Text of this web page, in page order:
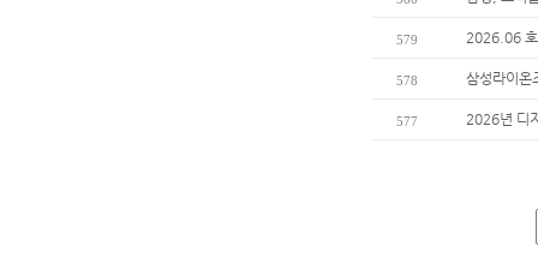
579 2026.06 호
578 삼성라이온
577 2026년 디